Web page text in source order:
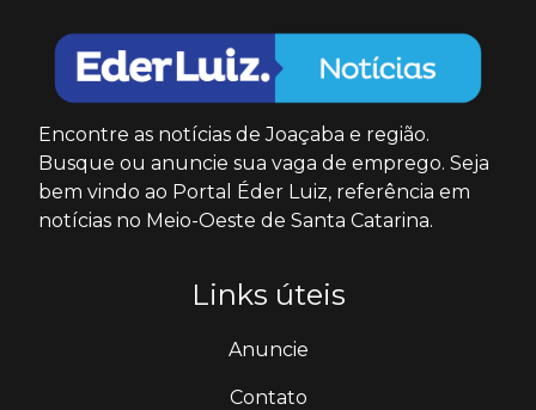
Encontre as notícias de Joaçaba e região.
Busque ou anuncie sua vaga de emprego. Seja
bem vindo ao Portal Éder Luiz, referência em
notícias no Meio-Oeste de Santa Catarina.
Links úteis
Anuncie
Contato